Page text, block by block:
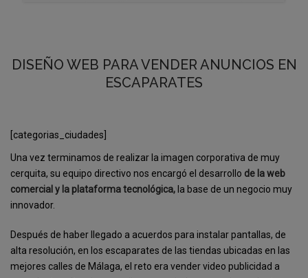
DISEÑO WEB PARA VENDER ANUNCIOS EN
ESCAPARATES
[categorias_ciudades]
Una vez terminamos de realizar la imagen corporativa de muy
cerquita, su equipo directivo nos encargó el desarrollo de la web
comercial y la plataforma tecnológica, la base de un negocio muy
innovador.
Después de haber llegado a acuerdos para instalar pantallas, de
alta resolución, en los escaparates de las tiendas ubicadas en las
mejores calles de Málaga, el reto era vender video publicidad a